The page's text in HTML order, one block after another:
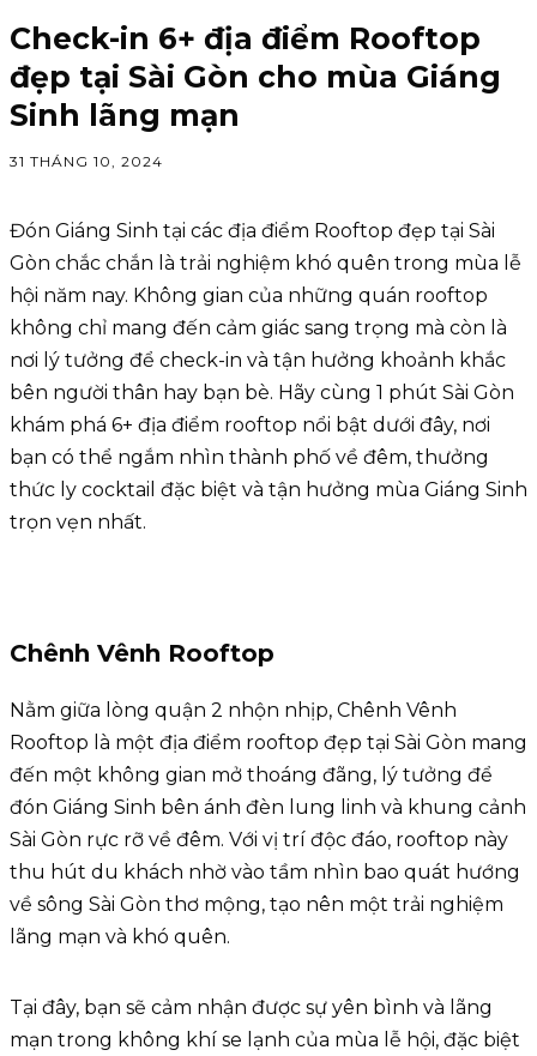
Check-in 6+ địa điểm Rooftop
đẹp tại Sài Gòn cho mùa Giáng
Sinh lãng mạn
31 THÁNG 10, 2024
Đón Giáng Sinh tại các địa điểm Rooftop đẹp tại Sài
Gòn chắc chắn là trải nghiệm khó quên trong mùa lễ
hội năm nay. Không gian của những quán rooftop
không chỉ mang đến cảm giác sang trọng mà còn là
nơi lý tưởng để check-in và tận hưởng khoảnh khắc
bên người thân hay bạn bè. Hãy cùng 1 phút Sài Gòn
khám phá 6+ địa điểm rooftop nổi bật dưới đây, nơi
bạn có thể ngắm nhìn thành phố về đêm, thưởng
thức ly cocktail đặc biệt và tận hưởng mùa Giáng Sinh
trọn vẹn nhất.
Chênh Vênh Rooftop
Nằm giữa lòng quận 2 nhộn nhịp, Chênh Vênh
Rooftop là một địa điểm rooftop đẹp tại Sài Gòn mang
đến một không gian mở thoáng đãng, lý tưởng để
đón Giáng Sinh bên ánh đèn lung linh và khung cảnh
Sài Gòn rực rỡ về đêm. Với vị trí độc đáo, rooftop này
thu hút du khách nhờ vào tầm nhìn bao quát hướng
về sông Sài Gòn thơ mộng, tạo nên một trải nghiệm
lãng mạn và khó quên.
Tại đây, bạn sẽ cảm nhận được sự yên bình và lãng
mạn trong không khí se lạnh của mùa lễ hội, đặc biệt